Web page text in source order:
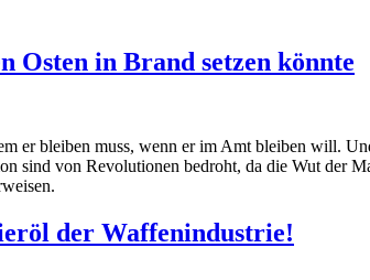
Osten in Brand setzen könnte
er bleiben muss, wenn er im Amt bleiben will.
sind von Revolutionen bedroht, da die Wut der
der Waffenindustrie!